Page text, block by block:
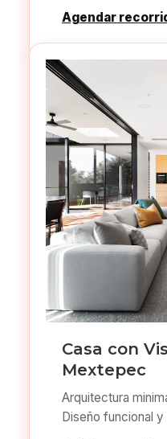
Agendar
Casa con
Mextepec
Arquitectura
Diseño funcional